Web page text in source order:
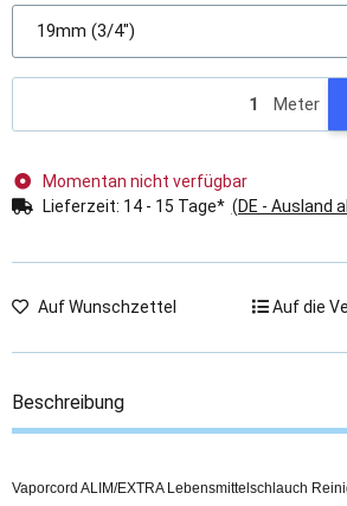
19mm (3/4")
Meter
Momentan nicht verfügbar
Lieferzeit: 14 - 15 Tage* (DE - Ausland
Auf Wunschzettel Auf die
Beschreibung
Vaporcord ALIM/EXTRA Lebensmittelschlauch